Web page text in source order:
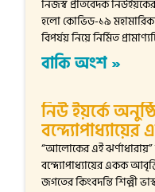
নিজস্ব প্রতিবেদক
হলো কোভিড-১৯
বিপর্যয় নিয়ে নির্মিত
বাকি অংশ »
নিউ ইয়র্কে
“আলোকের এই ঝর্ণাধারায়”
বন্দ্যোপাধ্যায়ের একক
জগতের কিংবদন্তি শিল্পী